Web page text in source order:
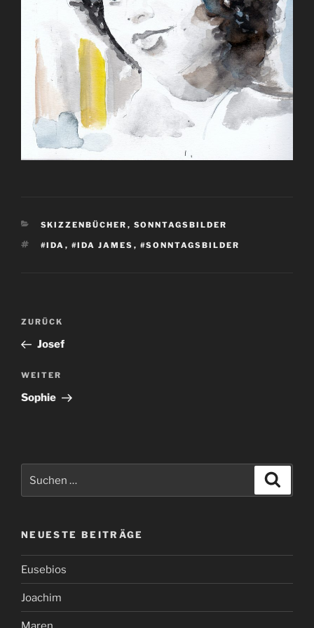
KATEGORIEN
SKIZZENBÜCHER , SONNTAGSBILDER
SCHLAGWÖRTER
#IDA , #IDA JAMES , #SONNTAGSBILDER
Beitragsnavigation
Vorheriger
Beitrag
ZURÜCK
Josef
Nächster
Beitrag
WEITER
Sophie
NEUESTE BEITRÄGE
Eusebios
Joachim